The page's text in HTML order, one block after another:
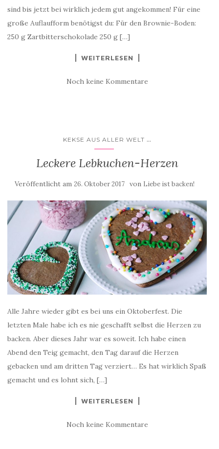
sind bis jetzt bei wirklich jedem gut angekommen! Für eine
große Auflaufform benötigst du: Für den Brownie-Boden:
250 g Zartbitterschokolade 250 g […]
WEITERLESEN
Noch keine Kommentare
KEKSE AUS ALLER WELT ...
Leckere Lebkuchen-Herzen
Veröffentlicht am 26. Oktober 2017 von Liebe ist backen!
Alle Jahre wieder gibt es bei uns ein Oktoberfest. Die
letzten Male habe ich es nie geschafft selbst die Herzen zu
backen. Aber dieses Jahr war es soweit. Ich habe einen
Abend den Teig gemacht, den Tag darauf die Herzen
gebacken und am dritten Tag verziert… Es hat wirklich Spaß
gemacht und es lohnt sich, […]
WEITERLESEN
Noch keine Kommentare